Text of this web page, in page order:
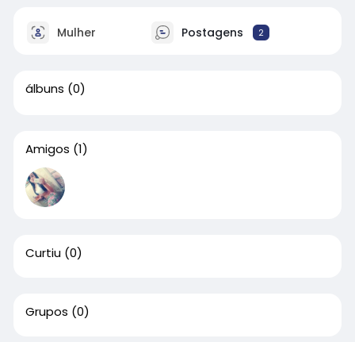
Mulher Postagens 2
álbuns (0)
Amigos (1)
Curtiu (0)
Grupos (0)